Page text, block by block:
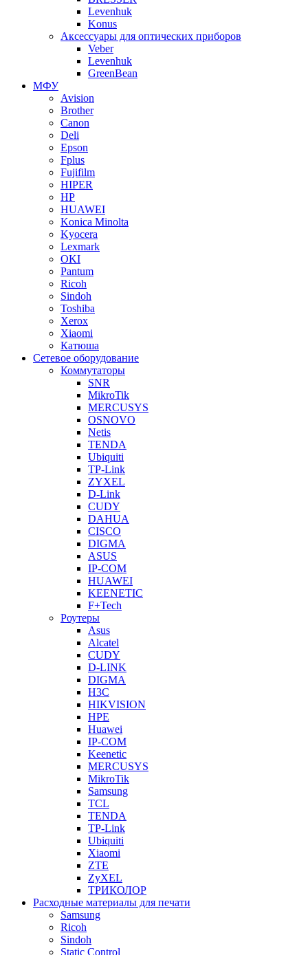
Levenhuk
Konus
Аксессуары для оптических приборов
Veber
Levenhuk
GreenBean
МФУ
Avision
Brother
Canon
Deli
Epson
Fplus
Fujifilm
HIPER
HP
HUAWEI
Konica Minolta
Kyocera
Lexmark
OKI
Pantum
Ricoh
Sindoh
Toshiba
Xerox
Xiaomi
Катюша
Сетевое оборудование
Коммутаторы
SNR
MikroTik
MERCUSYS
OSNOVO
Netis
TENDA
Ubiquiti
TP-Link
ZYXEL
D-Link
CUDY
DAHUA
CISCO
DIGMA
ASUS
IP-COM
HUAWEI
KEENETIC
F+Tech
Роутеры
Asus
Alcatel
CUDY
D-LINK
DIGMA
H3C
HIKVISION
HPE
Huawei
IP-COM
Keenetic
MERCUSYS
MikroTik
Samsung
TCL
TENDA
TP-Link
Ubiquiti
Xiaomi
ZTE
ZyXEL
ТРИКОЛОР
Расходные материалы для печати
Samsung
Ricoh
Sindoh
Static Control